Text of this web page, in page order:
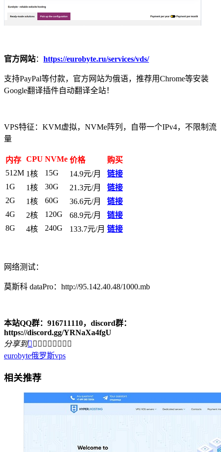
官方网站： https://eurobyte.ru/services/vds/
支持PayPal等付款，官方网站为俄语，推荐用Chrome等安装
Google翻译插件自动翻译全站！
VPS特征：KVM虚拟，NVMe阵列，自带一个IPv4，不限制流
量
内存 CPU NVMe 价格
购买
512M 1核 15G 14.9元/月
链接
1G
1核 30G 21.3元/月
链接
2G
1核 60G 36.6元/月
链接
4G
2核 120G 68.9元/月
链接
8G
4核 240G 133.7元/月 链接
网络测试：
莫斯科 dataPro：http://95.142.40.48/1000.mb
本站QQ群：916711110，discord群：
https://discord.gg/YRNaXa4fgU
分享到        
eurobyte俄罗斯vps
相关推荐